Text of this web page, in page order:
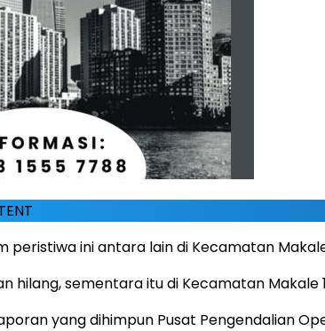
peristiwa ini antara lain di Kecamatan
hilang, sementara itu di Kecamatan Makale
yang dihimpun Pusat Pengendalian